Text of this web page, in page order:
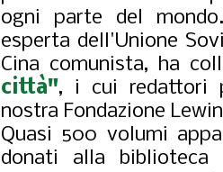
ogni parte del
esperta dell'Unione
Cina comunista, ha
città", i cui redattori
nostra Fondazione
Quasi 500 volumi
donati alla